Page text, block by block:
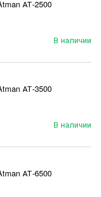
АТ-2500
В наличии
АТ-3500
В наличии
АТ-6500